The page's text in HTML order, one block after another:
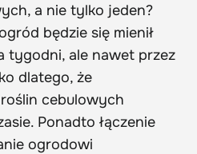
a nie tylko jeden?
będzie się mienił
tygodni, ale nawet przez
dlatego, że
cebulowych
Ponadto łączenie
ogrodowi